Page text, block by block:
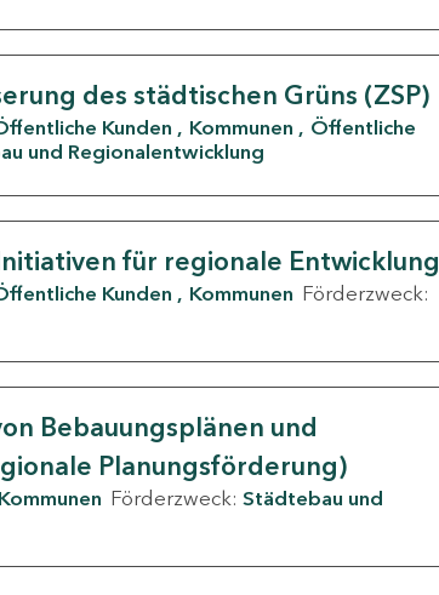
des städtischen Grüns (ZSP)
Kunden Kommunen
Öffentliche
und Regionalentwicklung
für regionale Entwicklung
Kunden Kommunen Förderzweck:
Bebauungsplänen und
Planungsförderung)
Kommunen Förderzweck: Städtebau und